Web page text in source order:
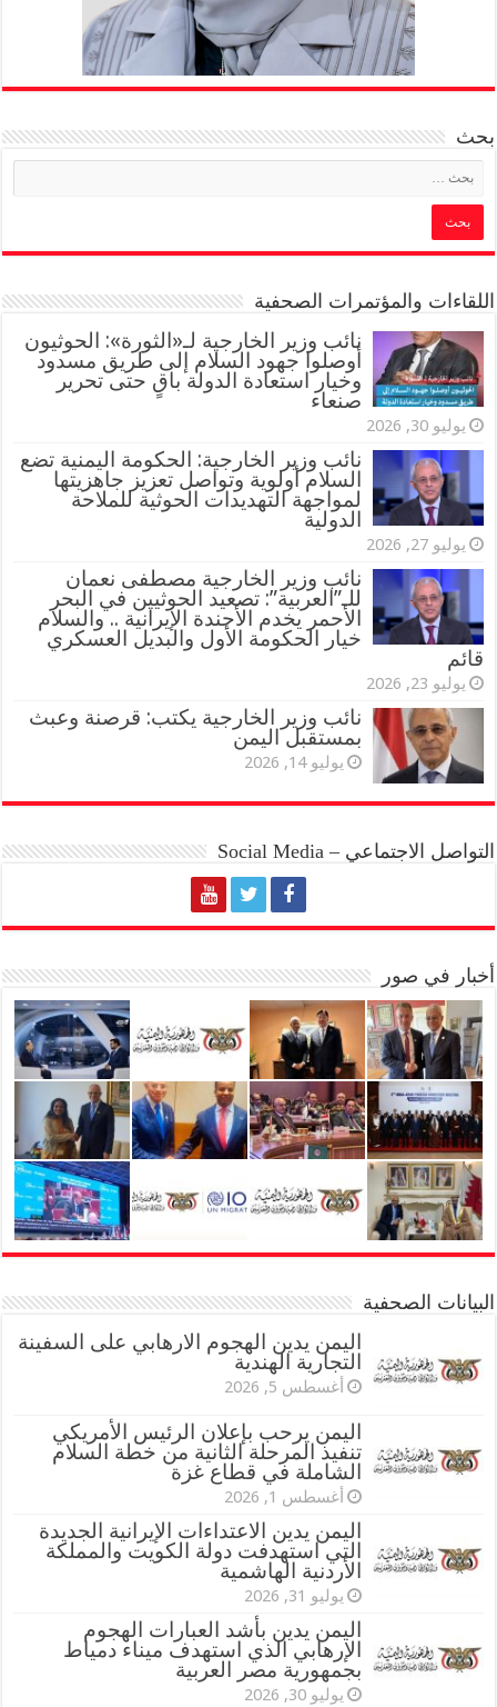
بحث
اللقاءات والمؤتمرات الصحفية
‏نائب وزير الخارجية لـ«الثورة»: الحوثيون
أوصلوا جهود السلام إلى طريق مسدود
وخيار استعادة الدولة باقٍ حتى تحرير
صنعاء
يوليو 30, 2026
نائب وزير الخارجية: الحكومة اليمنية تضع
السلام أولوية وتواصل تعزيز جاهزيتها
لمواجهة التهديدات الحوثية للملاحة
الدولية
يوليو 27, 2026
نائب وزير الخارجية مصطفى نعمان
للـ”العربية”: تصعيد الحوثيين في البحر
الأحمر يخدم الأجندة الإيرانية .. والسلام
خيار الحكومة الأول والبديل العسكري
قائم
يوليو 23, 2026
نائب وزير الخارجية يكتب: قرصنة وعبث
بمستقبل اليمن
يوليو 14, 2026
التواصل الاجتماعي – Social Media
أخبار في صور
البيانات الصحفية
اليمن يدين الهجوم الارهابي على السفينة
التجارية الهندية
أغسطس 5, 2026
اليمن يرحب بإعلان الرئيس الأمريكي
تنفيذ المرحلة الثانية من خطة السلام
الشاملة في قطاع غزة
أغسطس 1, 2026
اليمن يدين الاعتداءات الإيرانية الجديدة
التي استهدفت دولة الكويت والمملكة
الأردنية الهاشمية
يوليو 31, 2026
اليمن يدين بأشد العبارات الهجوم
الإرهابي الذي استهدف ميناء دمياط
بجمهورية مصر العربية
يوليو 30, 2026